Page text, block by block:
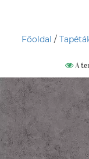
Főoldal /
A